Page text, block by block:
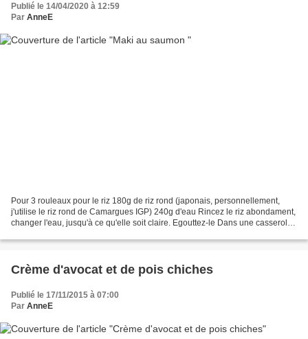
Publié le 14/04/2020 à 12:59
Par AnneE
Pour 3 rouleaux pour le riz 180g de riz rond (japonais, personnellement,
j'utilise le riz rond de Camargues IGP) 240g d'eau Rincez le riz abondament,
changer l'eau, jusqu'à ce qu'elle soit claire. Egouttez-le Dans une casserole,
Crème d'avocat et de pois chiches
Publié le 17/11/2015 à 07:00
Par AnneE